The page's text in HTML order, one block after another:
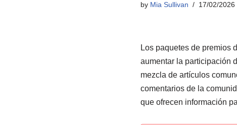
by Mia Sullivan 17/02/2026
Los paquetes de premios
aumentar la participación
mezcla de artículos
comentarios de la
que ofrecen información